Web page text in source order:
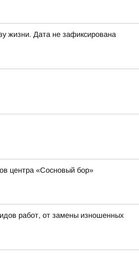
жизни. Дата не зафиксирована
центра «Сосновый бор»
работ, от замены изношенных